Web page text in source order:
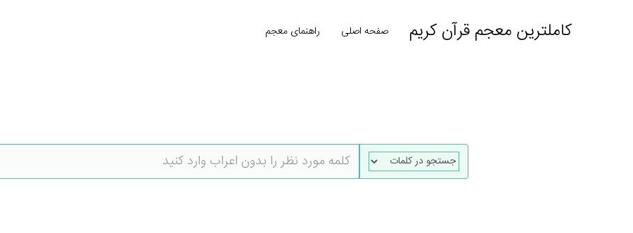
کاملترین معجم قرآن کریم صفحه اصلی راهنمای معجم